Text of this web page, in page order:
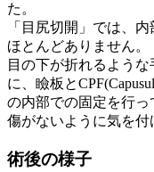
た。
「目尻切開」では、
ほとんどありません。
目の下が折れるよう
に、瞼板と
の内部での固定を行っ
傷がないように気を付
術後の様子